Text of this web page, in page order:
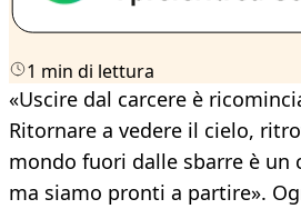
1 min di lettura
«Uscire dal carcere è
Ritornare a vedere il cielo,
mondo fuori dalle sbarre è un
ma siamo pronti a partire».